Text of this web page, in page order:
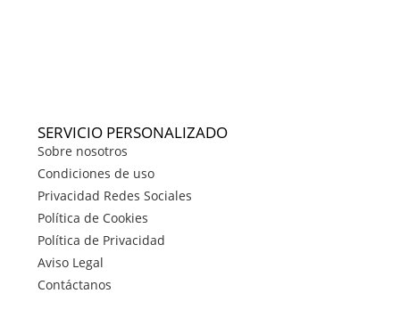
SERVICIO PERSONALIZADO
Sobre nosotros
Condiciones de uso
Privacidad Redes Sociales
Política de Cookies
Política de Privacidad
Aviso Legal
Contáctanos